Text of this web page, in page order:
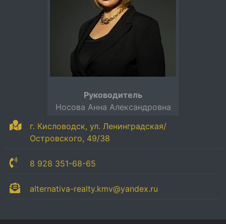
г. Кисловодск, ул. Ленинградская/
Островского, 49/38
8 928 351-68-65
alternativa-realty.kmv@yandex.ru
Руководитель
Носова Анна Александровна